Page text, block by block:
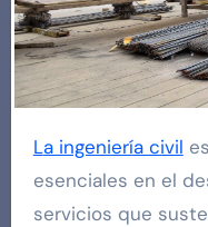
La ingeniería civil
esenciales en el
servicios que